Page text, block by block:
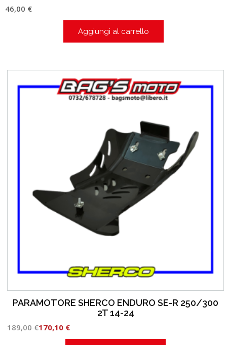
46,00 €
Aggiungi al carrello
PARAMOTORE SHERCO ENDURO SE-R 250/300
2T 14-24
189,00€170,10 €